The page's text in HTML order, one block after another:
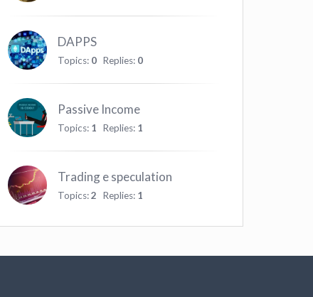
DAPPS
Topics: 0 Replies: 0
Passive Income
Topics: 1 Replies: 1
Trading e speculation
Topics:2 Replies: 1